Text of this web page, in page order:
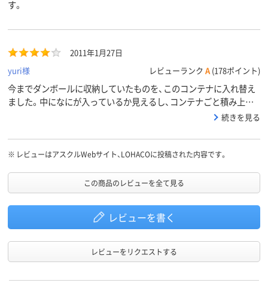
す。
2011年1月27日
yuri様
レビューランク A (178ポイント)
今までダンボールに収納していたものを、このコンテナに入れ替え
ました。中になにが入っているか見えるし、コンテナごと積み上げ
続きを見る
※ レビューはアスクルWebサイト、LOHACOに投稿された内容です。
この商品のレビューを全て見る
レビューを書く
レビューをリクエストする